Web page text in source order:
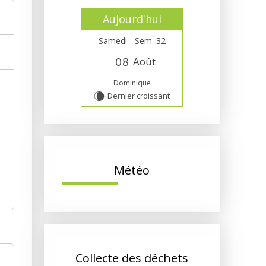
Aujourd'hui
Samedi - Sem. 32
08 Août
Dominique
W Dernier croissant
Météo
Collecte des déchets